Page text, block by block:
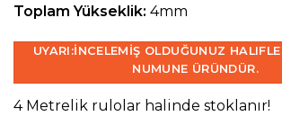
Toplam Yükseklik: 4mm
UYARI:İNCELEMIŞ OLDUĞUNUZ
NUMUNE ÜRÜNDÜR.
4 Metrelik rulolar halinde stoklanır!